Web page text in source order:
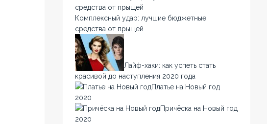
Комплексный удар: лучшие бюджетные
средства от прыщей
Лайф-хаки: как успеть стать
красивой до наступления 2020 года
Платье на Новый год
2020
Причёска на Новый год
2020